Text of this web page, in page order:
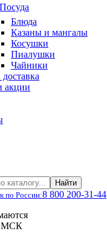
Блюда
Казаны и мангалы
Косушки
Пиалушки
Чайники
акции
Найти
по России:8 800 200-31-44
МСК